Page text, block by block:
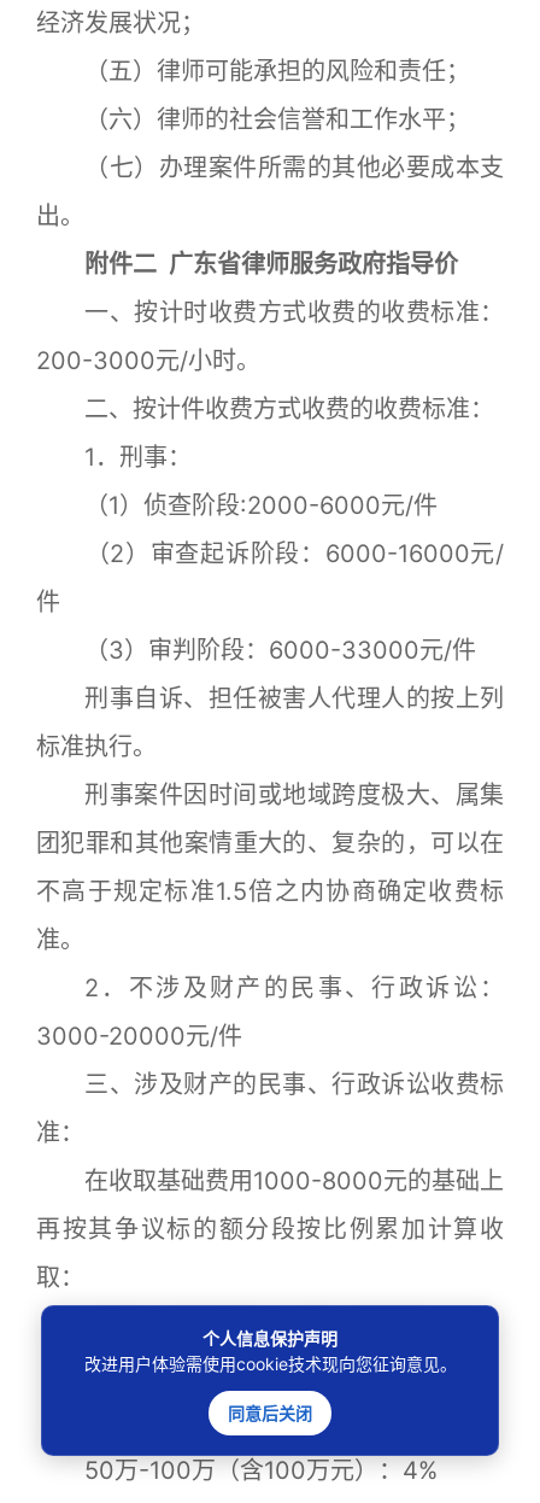
经济发展状况；
（五）律师可能承担的风险和责任；
（六）律师的社会信誉和工作水平；
（七）办理案件所需的其他必要成本支
出。
附件二 广东省律师服务政府指导价
一、按计时收费方式收费的收费标准：
200-3000元/小时。
二、按计件收费方式收费的收费标准：
1．刑事：
（1）侦查阶段:2000-6000元/件
（2）审查起诉阶段：6000-16000元/
件
（3）审判阶段：6000-33000元/件
刑事自诉、担任被害人代理人的按上列
标准执行。
刑事案件因时间或地域跨度极大、属集
团犯罪和其他案情重大的、复杂的，可以在
不高于规定标准1.5倍之内协商确定收费标
准。
2．不涉及财产的民事、行政诉讼：
3000-20000元/件
三、涉及财产的民事、行政诉讼收费标
准：
在收取基础费用1000-8000元的基础上
再按其争议标的额分段按比例累加计算收
取：
5万元（含5万元）以下：免加收
5万-10万（含10万元）：8%
10万-50万（含50万元）：5%
50万-100万（含100万元）：4%
个人信息保护声明
改进用户体验需使用cookie技术现向您征询意见。
同意后关闭